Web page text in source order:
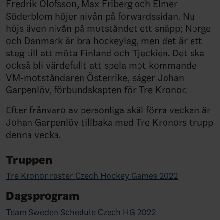
Fredrik Olofsson, Max Friberg och Elmer
Söderblom höjer nivån på forwardssidan. Nu
höjs även nivån på motståndet ett snäpp; Norge
och Danmark är bra hockeylag, men det är ett
steg till att möta Finland och Tjeckien. Det ska
också bli värdefullt att spela mot kommande
VM-motståndaren Österrike, säger Johan
Garpenlöv, förbundskapten för Tre Kronor.
Efter frånvaro av personliga skäl förra veckan är
Johan Garpenlöv tillbaka med Tre Kronors trupp
denna vecka.
Truppen
Tre Kronor roster Czech Hockey Games 2022
Dagsprogram
Team Sweden Schedule Czech HG 2022